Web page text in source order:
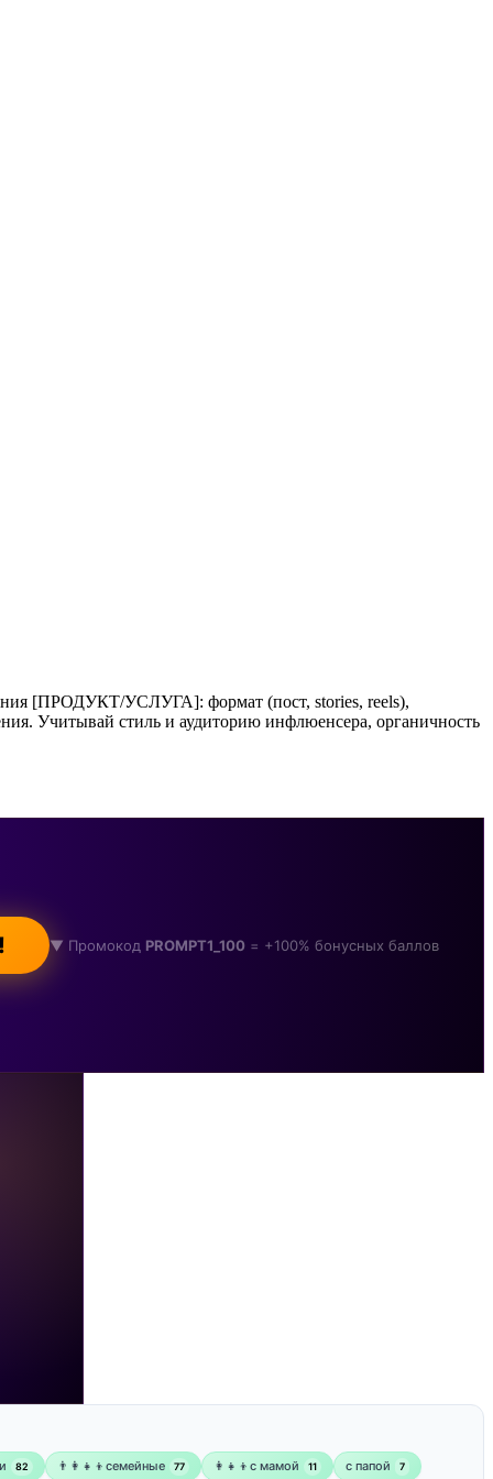
[ПРОДУКТ/УСЛУГА]: формат (пост, stories, reels),
Учитывай стиль и аудиторию инфлюенсера, органичность
▼ Промокод PROMPT1_100 = +100% бонусных баллов
82 👨‍👩‍👧‍👦семейные 77 👩‍👧‍👦с мамой 11 ‍с папой 7